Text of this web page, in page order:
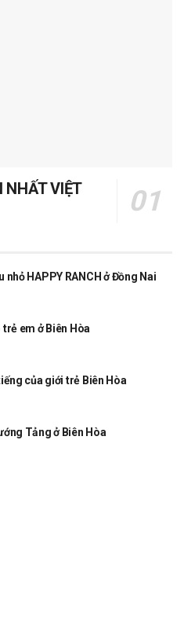
NHẤT VIỆT
nhỏ HAPPY RANCH ở Đồng Nai
em ở Biên Hòa
của giới trẻ Biên Hòa
Tảng ở Biên Hòa